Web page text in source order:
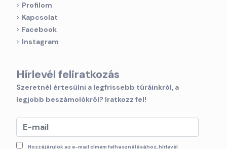
Profilom
Kapcsolat
Facebook
Instagram
Hírlevél feliratkozás
Szeretnél értesülni a legfrissebb túráinkról, a
legjobb beszámolókról? Iratkozz fel!
Hozzájárulok az e-mail címem felhasználásához, hírlevél